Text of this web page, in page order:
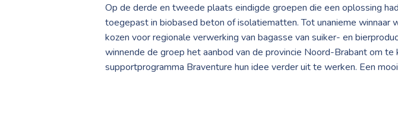
Op de derde en tweede plaats eindigde groepen die een oplossing
toegepast in biobased beton of isolatiematten. Tot unanieme winnaar
kozen voor regionale verwerking van bagasse van suiker- en
winnende de groep het aanbod van de provincie Noord-Brabant om
supportprogramma Braventure hun idee verder uit te werken. Een